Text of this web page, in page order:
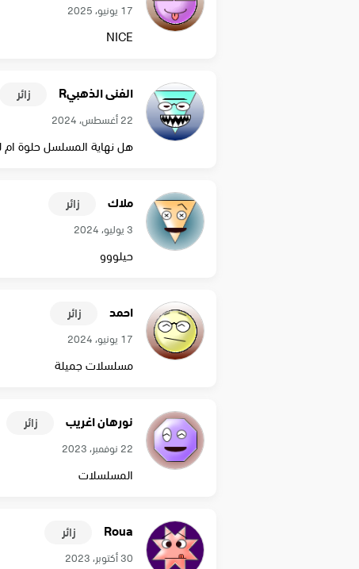
17 يونيو، 2025
NICE
الفنى الذهبيR زائر
22 أغسطس، 2024
هل نهاية المسلسل حلوة
ملاك زائر
3 يوليو، 2024
حيلووو
احمد زائر
17 يونيو، 2024
مسلسلات جميلة
نورهان اغريب زائر
22 نوفمبر، 2023
المسلسلات
Roua زائر
30 أكتوبر، 2023